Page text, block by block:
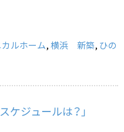
ルホーム,横浜 新築, ひの
ケジュールは？」